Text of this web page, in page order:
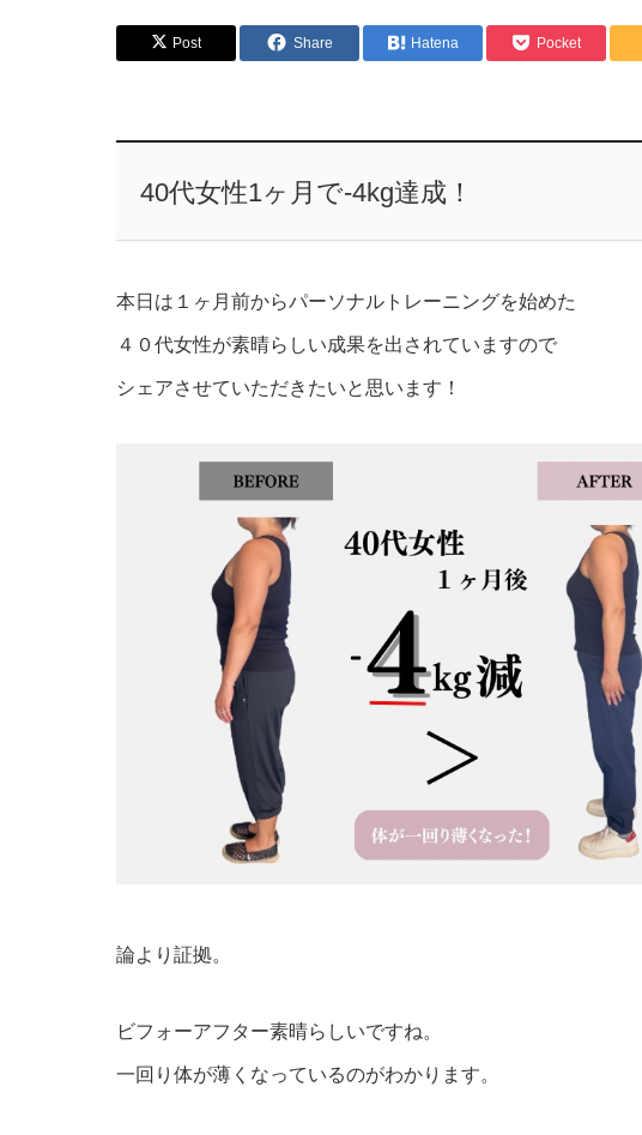
Post Share Hatena Pocket
40代女性1ヶ月で-4kg達成！
本日は１ヶ月前からパーソナルトレーニングを始めた
４０代女性が素晴らしい成果を出されていますので
シェアさせていただきたいと思います！
論より証拠。
ビフォーアフター素晴らしいですね。
一回り体が薄くなっているのがわかります。